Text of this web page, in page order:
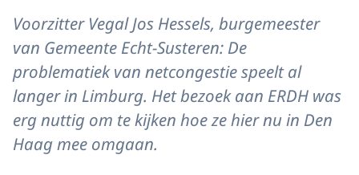
Voorzitter Vegal Jos Hessels, burgemeester
van Gemeente Echt-Susteren: De
problematiek van netcongestie speelt al
langer in Limburg. Het bezoek aan ERDH was
erg nuttig om te kijken hoe ze hier nu in Den
Haag mee omgaan.